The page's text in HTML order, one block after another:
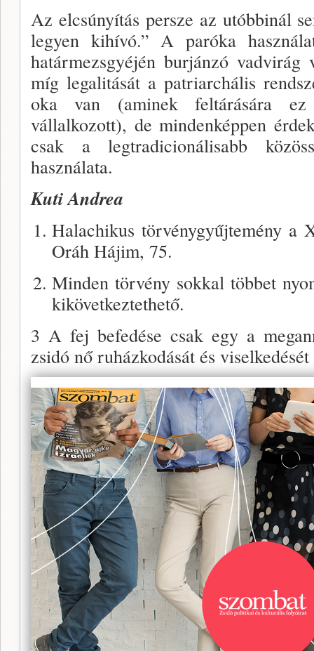
Az elcsúnyítás persze az utóbbinál
legyen kihívó.” A paróka
határmezsgyéjén burjánzó
míg legalitását a patriarchális
oka van (aminek feltárására
vállalkozott), de mindenképpen
csak a legtradicionálisabb
használata.
Kuti Andrea
Halachikus törvénygyűjtemény
Oráh Hájim, 75.
Minden törvény sokkal többet
kikövetkeztethető.
3 A fej befedése csak egy a
zsidó nő ruházkodását és